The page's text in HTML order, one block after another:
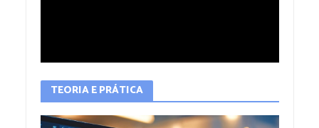
TEORIA E PRÁTICA